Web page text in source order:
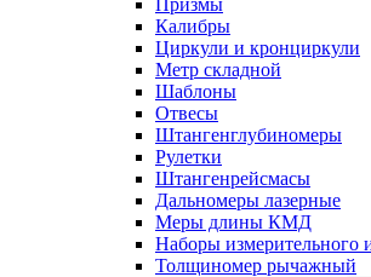
Призмы
Калибры
Циркули и кронциркули
Метр складной
Шаблоны
Отвесы
Штангенглубиномеры
Рулетки
Штангенрейсмасы
Дальномеры лазерные
Меры длины КМД
Наборы измерительного
Толщиномер рычажный